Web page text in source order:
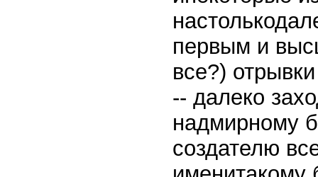
первым и
все?)
-- далеко
надмирному
создателю